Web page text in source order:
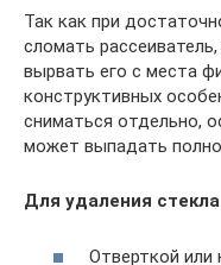
Так как при
сломать
вырвать его с места
конструктивных
сниматься отдельно,
может выпадать
Для удаления
Отверткой